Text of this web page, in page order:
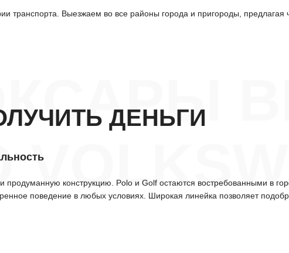
транспорта. Выезжаем во все районы города и пригороды, предлагая
ДЕНЬГИ
конструкцию. Polo и Golf остаются востребованными в
поведение в любых условиях. Широкая линейка позволяет